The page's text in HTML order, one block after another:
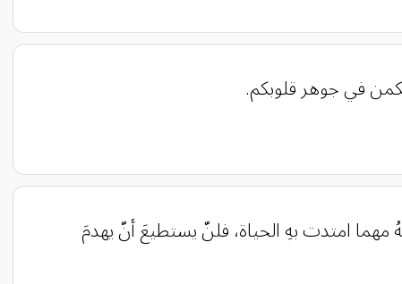
في جوهر قلوبكم.
امتدت بهِ الحياة، فلنّ يستطيعَ أنّ يهدمَ